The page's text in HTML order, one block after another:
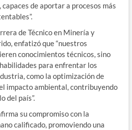
de aportar a procesos más
de Técnico en Minería y
enfatizó que “nuestros
conocimientos técnicos, sino
para enfrentar los
como la optimización de
impacto ambiental, contribuyendo
del país”.
su compromiso con la
calificado, promoviendo una